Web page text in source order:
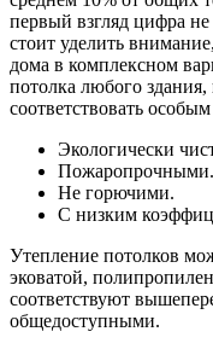
первый взгляд цифра
стоит уделить
дома в комплексном
потолка любого
соответствовать
Экологически
Пожаропрочными.
Не горючими.
С низким
Утепление потолков
эковатой,
соответствуют
общедоступными.